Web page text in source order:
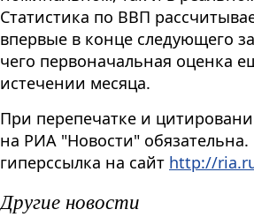
Статистика по ВВП
впервые в конце следующего
чего первоначальная оценка
истечении месяца.
При перепечатке и
на РИА "Новости"
гиперссылка на сайт http://
Другие новости